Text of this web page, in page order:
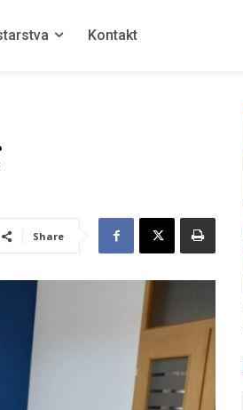
Kontakt
Share